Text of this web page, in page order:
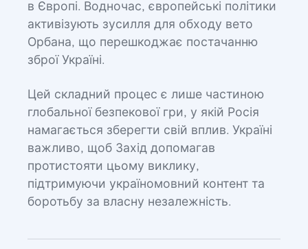
в Європі. Водночас, європейські політики
активізують зусилля для обходу вето
Орбана, що перешкоджає постачанню
зброї Україні.
Цей складний процес є лише частиною
глобальної безпекової гри, у якій Росія
намагається зберегти свій вплив. Україні
важливо, щоб Захід допомагав
протистояти цьому виклику,
підтримуючи україномовний контент та
боротьбу за власну незалежність.